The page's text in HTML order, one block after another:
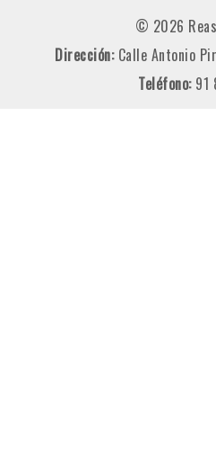
© 2026
Dirección: Calle Antonio
Teléfono: 91